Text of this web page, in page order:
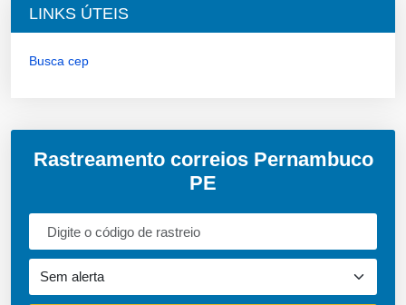
LINKS ÚTEIS
Busca cep
Rastreamento correios Pernambuco
PE